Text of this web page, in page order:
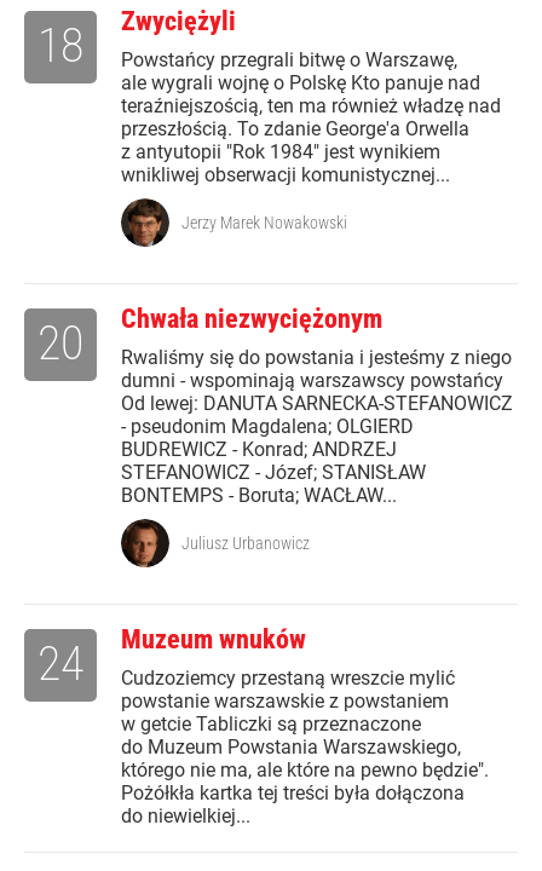
Zwyciężyli
Powstańcy przegrali bitwę o Warszawę,
ale wygrali wojnę o Polskę Kto panuje nad
teraźniejszością, ten ma również władzę nad
przeszłością. To zdanie George'a Orwella
z antyutopii "Rok 1984" jest wynikiem
wnikliwej obserwacji komunistycznej...
18
Jerzy Marek Nowakowski
Chwała niezwyciężonym
Rwaliśmy się do powstania i jesteśmy z niego
dumni - wspominają warszawscy powstańcy
Od lewej: DANUTA SARNECKA-STEFANOWICZ
- pseudonim Magdalena; OLGIERD
BUDREWICZ - Konrad; ANDRZEJ
STEFANOWICZ - Józef; STANISŁAW
BONTEMPS - Boruta; WACŁAW...
20
Juliusz Urbanowicz
Muzeum wnuków
Cudzoziemcy przestaną wreszcie mylić
powstanie warszawskie z powstaniem
w getcie Tabliczki są przeznaczone
do Muzeum Powstania Warszawskiego,
którego nie ma, ale które na pewno będzie".
Pożółkła kartka tej treści była dołączona
do niewielkiej...
24